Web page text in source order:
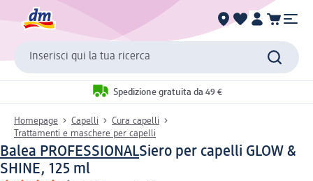
Inserisci qui la tua ricerca
Spedizione gratuita da 49 €
Homepage Capelli
Cura capelli
Trattamenti e maschere per capelli
Balea PROFESSIONALSiero per capelli GLOW &
SHINE, 125 ml